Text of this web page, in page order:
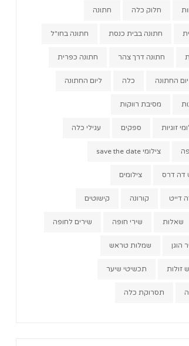
חלוק כלה חתונה
חתונה בבית כנסת חתונה בחו"ל
חתונה דרך צהר חתונה כפרית
יום החתונה כלה ליום החתונה
מסיבת רווקות
זוגיות ספקים עגילי כלה
צילומי save the date
דה דרס צילומים
דייט קורונה קישוטים
שאלות שירי חופה שירים לחופה
הוגן שמלות טראש
זולות תכשיטי שיער
תסרוקת כלה